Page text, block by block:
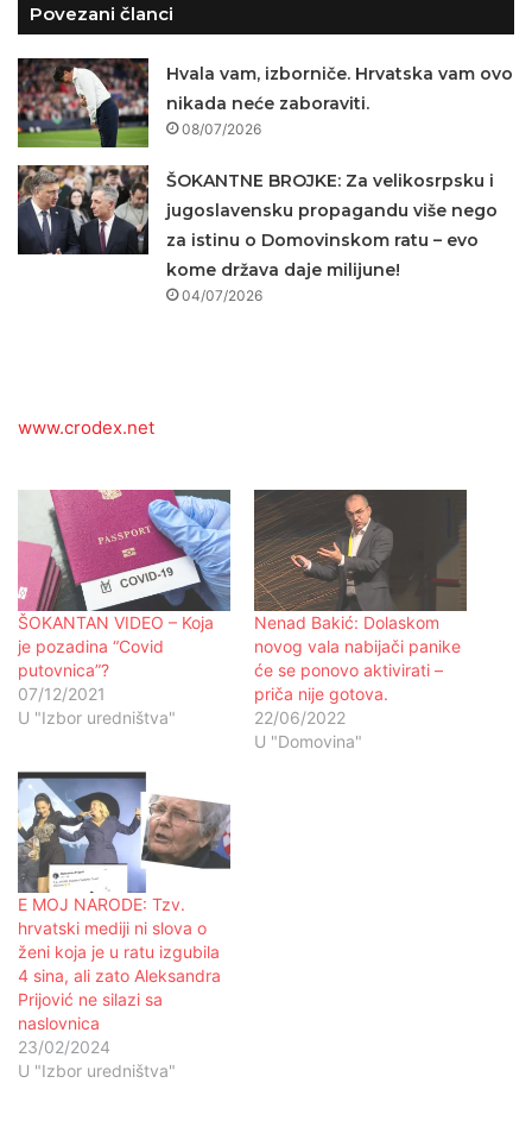
Povezani članci
Hvala vam, izborniče. Hrvatska vam ovo
nikada neće zaboraviti.
08/07/2026
ŠOKANTNE BROJKE: Za velikosrpsku i
jugoslavensku propagandu više nego
za istinu o Domovinskom ratu – evo
kome država daje milijune!
04/07/2026
www.crodex.net
ŠOKANTAN VIDEO – Koja
je pozadina “Covid
putovnica”?
07/12/2021
U "Izbor uredništva"
Nenad Bakić: Dolaskom
novog vala nabijači panike
će se ponovo aktivirati –
priča nije gotova.
22/06/2022
U "Domovina"
E MOJ NARODE: Tzv.
hrvatski mediji ni slova o
ženi koja je u ratu izgubila
4 sina, ali zato Aleksandra
Prijović ne silazi sa
naslovnica
23/02/2024
U "Izbor uredništva"